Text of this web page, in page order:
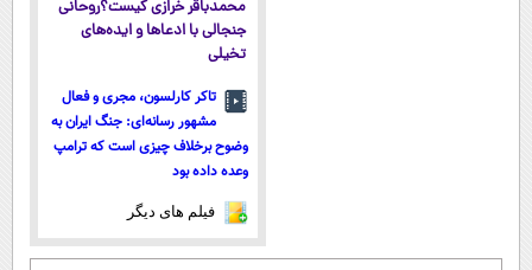
محمدباقر خرازی کیست؟روحانی
جنجالی با ادعاها و ایده‌های
تخیلی
تاکر کارلسون، مجری و فعال
مشهور رسانه‌ای: جنگ ایران به
وضوح برخلاف چیزی است که ترامپ
وعده داده بود
فیلم های دیگر